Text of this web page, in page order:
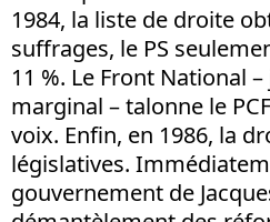
1984, la liste de droite
suffrages, le PS
11 %. Le Front National –
marginal – talonne le
voix. Enfin, en 1986, la
législatives.
gouvernement de